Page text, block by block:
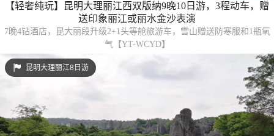
【轻奢纯玩】昆明大理丽江西双版纳9晚10日游，3程动车，赠
送印象丽江或丽水金沙表演
7晚4钻酒店，昆大丽段升级2+1头等舱旅游车，雪山赠送防寒服和1瓶氧
气【YT-WCYD】
昆明大理丽江8日游